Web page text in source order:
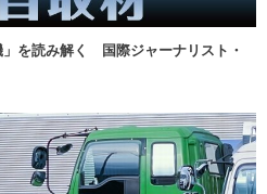
」を読み解く 国際ジャーナリスト・